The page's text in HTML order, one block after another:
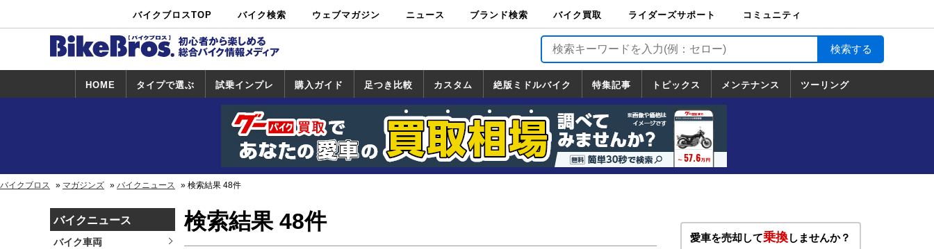
バイクブロスTOP バイク検索
中古バイ
ク・新車検
カタログ検
索
ショップ検
索
ウェブマガジン ニュース ブランド検索 バイク買取
バイク買取
ライダーズサポート
ライダーズサポート
TOP
バイク輸送
バイクガレージライ
フ
バイク車両保険
ロードサービス
バイク試乗
コミュニティ
HOME タイプで選ぶ 試乗インプレ
試乗インプレ
一覧
ホンダ
ヤマハ
スズキ
カワサキ
ハーレー
BMW
トライアンフ
ドゥカティ
購入ガイド
一覧
足つき比較 カスタム
カスタム
一覧
ホンダ
ヤマハ
スズキ
カワサキ
絶版ミドルバイク
絶版ミドルバイク
一覧
ホンダ
ヤマハ
スズキ
カワサキ
特集記事 トピックス
トピックス
一覧
ホンダ
ヤマハ
スズキ
カワサキ
ハーレーダ
ビッドソン
BMW
ドゥカティ
トライアン
フ
メンテナンス ツーリング
道の駅調査隊
ツーリング情報局
日本の道50選
国道めぐり
林道ツーリング
バイクブロス マガジンズ バイクニュース 検索結果 48件
バイクニュース
バイク車両
検索結果 48件
愛車を売却して乗換しませんか？